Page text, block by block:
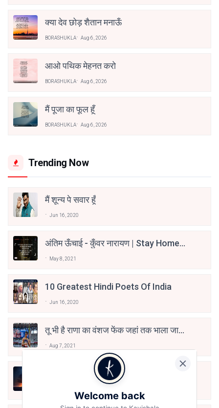
क्या देव छोड़ शैतान मनाऊँ
BORASHUKLA Aug 6, 2026
आओ पथिक मेहनत करो
BORASHUKLA Aug 6, 2026
मैं पूजा का फूल हूँ
BORASHUKLA Aug 6, 2026
Trending Now
मैं शून्य पे सवार हूँ
Jun 16, 2020
अंतिम ऊँचाई - कुँवर नारायण | Stay Home
May 8, 2021
10 Greatest Hindi Poets Of India
Jun 16, 2020
तू भी है राणा का वंशज फेंक जहां तक भाला जाए:
Aug 7, 2021
हिज्र पे ये रात भी
Welcome back